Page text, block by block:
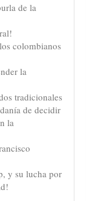
de la
colombianos
la
tradicionales
de decidir
la
y su lucha por